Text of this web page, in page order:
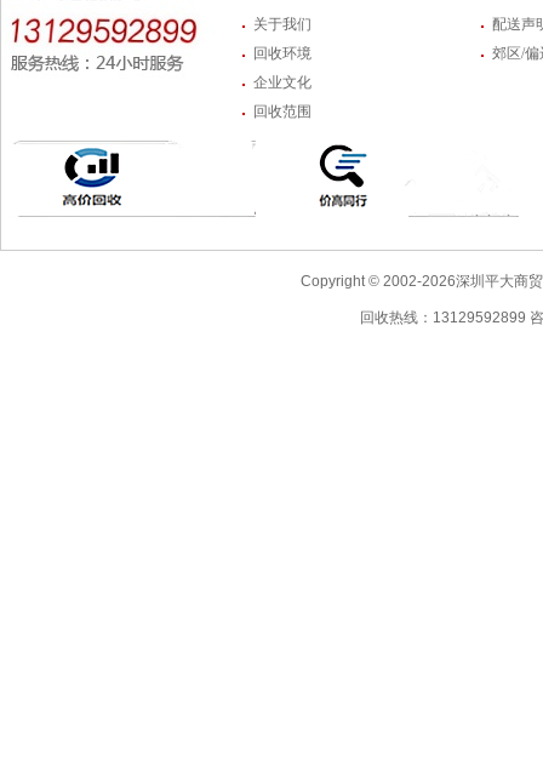
关于我们
回收环境
企业文化
回收范围
配送声
郊区/
Copyright © 2002-2026深圳平大商
回收热线：13129592899